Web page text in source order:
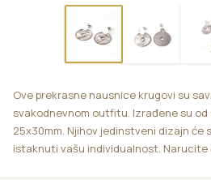
Ove prekrasne nausnice krugovi su
svakodnevnom outfitu. Izrađene su
25x30mm. Njihov jedinstveni dizajn će
istaknuti vašu individualnost. Narucite